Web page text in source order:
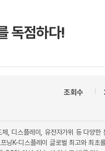
독점하다!
조회수
스플레이, 유전자가위 등 다양한
K-디스플레이 글로벌 최고와 최초